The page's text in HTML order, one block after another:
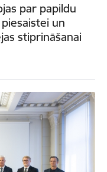
par papildu
un
stiprināšanai